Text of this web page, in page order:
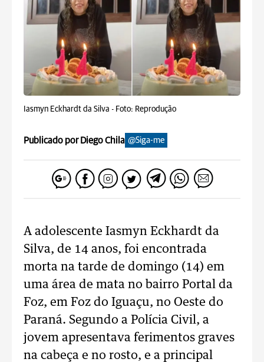
Iasmyn Eckhardt da Silva - Foto: Reprodução
Publicado por Diego Chila @Siga-me
A adolescente Iasmyn Eckhardt da
Silva, de 14 anos, foi encontrada
morta na tarde de domingo (14) em
uma área de mata no bairro Portal da
Foz, em Foz do Iguaçu, no Oeste do
Paraná. Segundo a Polícia Civil, a
jovem apresentava ferimentos graves
na cabeça e no rosto, e a principal